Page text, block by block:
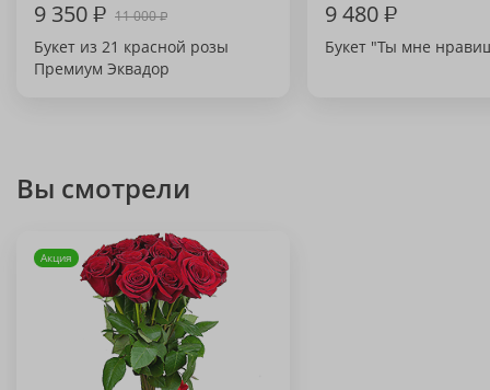
9 350₽ 11 000₽
Букет из 21 красной розы
Премиум Эквадор
9 480₽
Букет "Ты мне
Вы смотрели
Акция